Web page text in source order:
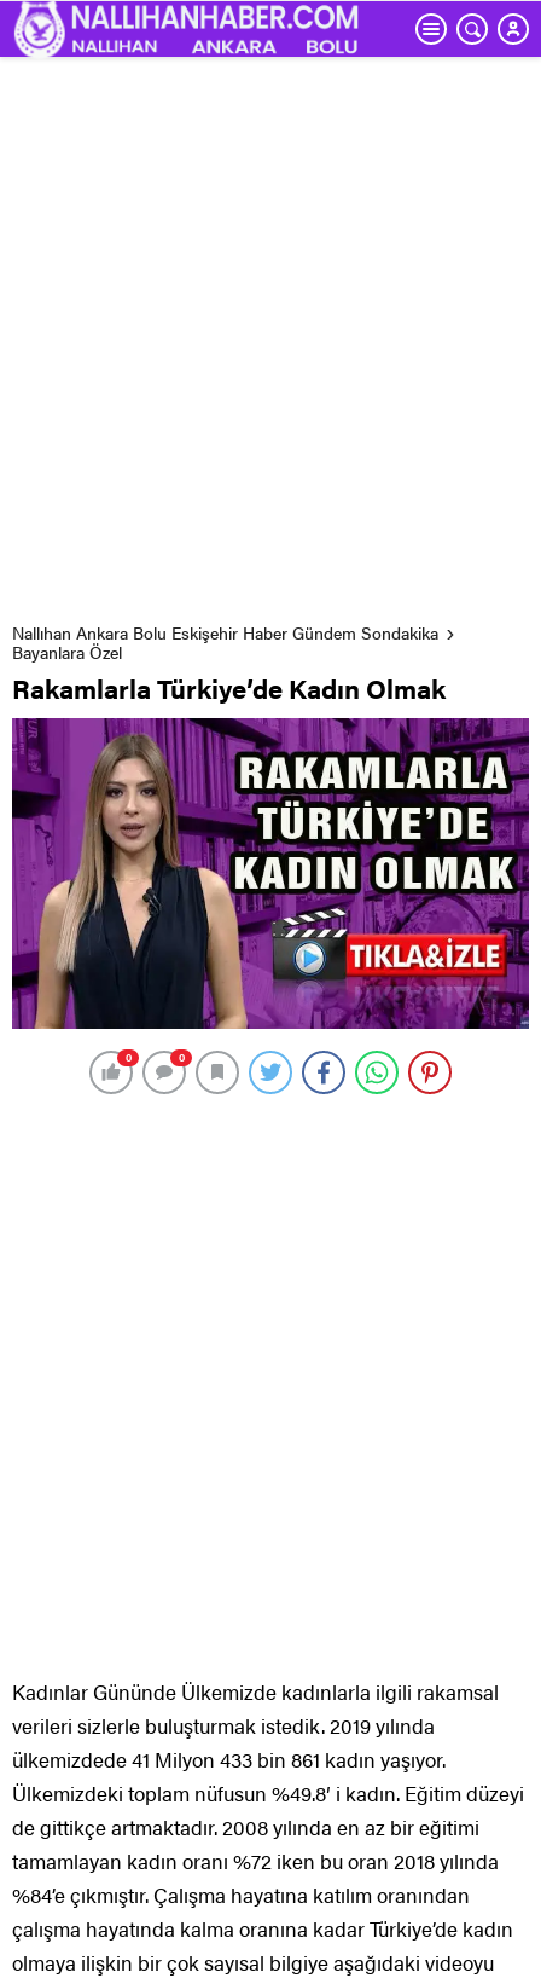
Nallıhan Ankara Bolu Eskişehir Haber Gündem Sondakika
Bayanlara Özel
Rakamlarla Türkiye’de Kadın Olmak
0 0
Kadınlar Gününde Ülkemizde kadınlarla ilgili rakamsal
verileri sizlerle buluşturmak istedik. 2019 yılında
ülkemizdede 41 Milyon 433 bin 861 kadın yaşıyor.
Ülkemizdeki toplam nüfusun %49.8′ i kadın. Eğitim düzeyi
de gittikçe artmaktadır. 2008 yılında en az bir eğitimi
tamamlayan kadın oranı %72 iken bu oran 2018 yılında
%84’e çıkmıştır. Çalışma hayatına katılım oranından
çalışma hayatında kalma oranına kadar Türkiye’de kadın
olmaya ilişkin bir çok sayısal bilgiye aşağıdaki videoyu